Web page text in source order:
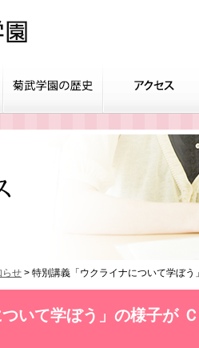
らせ > 特別講義「ウクライナについて学ぼ
いて学ぼう」の様子が